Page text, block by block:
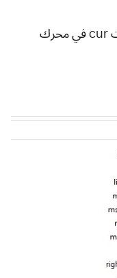
3- تبحث عن ملفات cur في محرك